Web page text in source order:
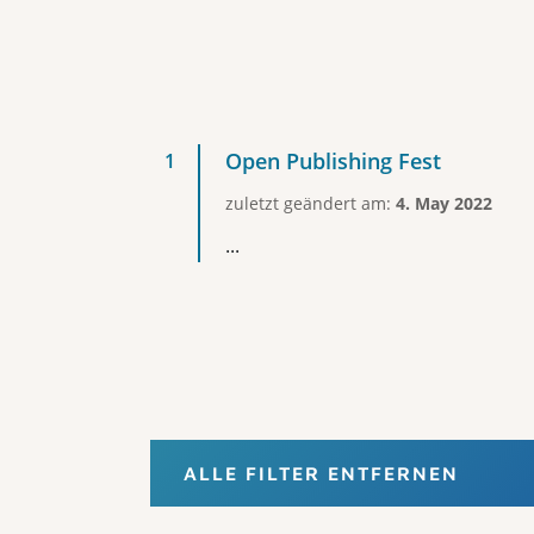
Open Publishing Fest
zuletzt geändert am: 4. May 2022
...
ALLE FILTER ENTFERNEN